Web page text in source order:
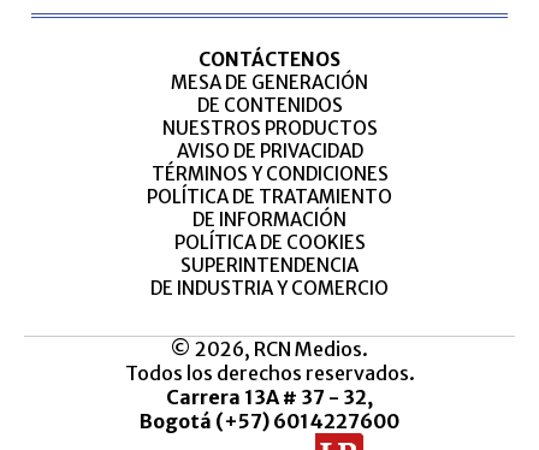
CONTÁCTENOS
MESA DE GENERACIÓN
DE CONTENIDOS
NUESTROS PRODUCTOS
AVISO DE PRIVACIDAD
TÉRMINOS Y CONDICIONES
POLÍTICA DE TRATAMIENTO
DE INFORMACIÓN
POLÍTICA DE COOKIES
SUPERINTENDENCIA
DE INDUSTRIA Y COMERCIO
© 2026, RCN Medios.
Todos los derechos reservados.
Carrera 13A # 37 - 32,
Bogotá (+57) 6014227600